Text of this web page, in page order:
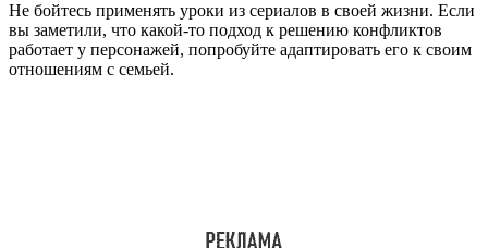
Не бойтесь применять уроки из сериалов в своей жизни. Если
вы заметили, что какой-то подход к решению конфликтов
работает у персонажей, попробуйте адаптировать его к своим
отношениям с семьей.